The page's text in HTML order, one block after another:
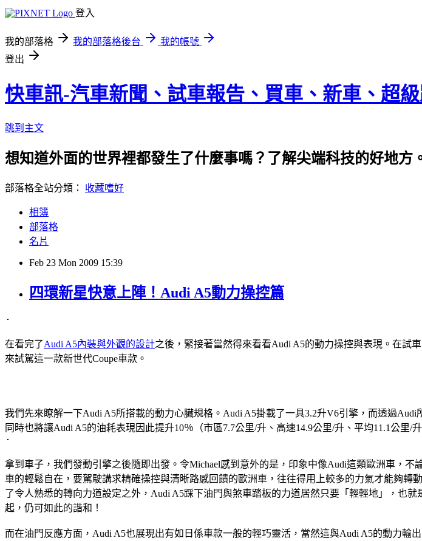
登入
我的部落格 我的部落格後台
我的帳號
登出
快車訊-汽車新聞、試車報告、買車、新車、超
跳到主文
想知道外面的世界裡都發生了什麼事嗎？了解尖端科技的好地方
部落格全站分類： 收藏嗜好
相簿
部落格
名片
Feb 23 Mon 2009 15:39
四環新星快意上陣！Audi A5動力操控篇
在看完了Audi A5內裝與外觀的設計之後，緊接著當然得來看看Audi A5的動力操控與表現。在試
來試駕這一款新世代Coupe車款。
我們先來瞭解一下Audi A5所搭載的動力心臟規格。Audi A5掛載了一具3.2升V6引擎，而透過
同時也將讓Audi A5的油耗表現因此提升10％（市區7.7公里/升、高速14.9公里/升、平均11.1公里/升
拿到車子，我們發動引擎之後隨即出發。令Michael感到意外的是，印象中像Audi這類歐洲車，
車的輕鬆自在，要駕駛講求精確操控與清晰路感回饋的歐洲車，往往得用上較多的力氣才能夠
了令人熟悉的轉向力道設定之外，Audi A5踩下油門與煞車踏板的力道居然只要「輕輕地」，也
起，仍可如此的諧和！
而在油門反應方面，Audi A5也展現出有如日係車款一般的輕巧靈活，當然這與Audi A5的動力輸